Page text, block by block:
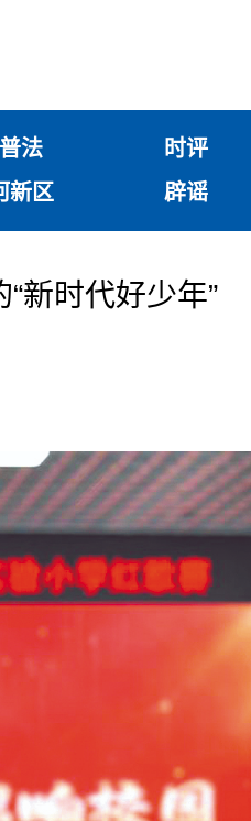
法 时评
新区 辟谣
新时代好少年”